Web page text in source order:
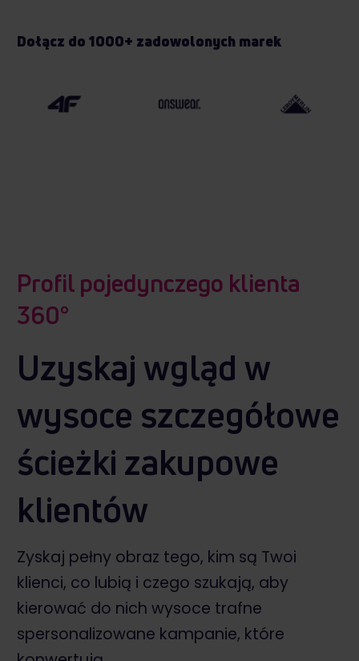
Dołącz do 1000+ zadowolonych marek
Profil pojedynczego klienta
360°
Uzyskaj wgląd w
wysoce szczegółowe
ścieżki zakupowe
klientów
Zyskaj pełny obraz tego, kim są Twoi
klienci, co lubią i czego szukają, aby
kierować do nich wysoce trafne
spersonalizowane kampanie, które